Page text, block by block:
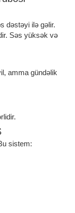
dəstəyi ilə gəlir.
Səs yüksək və
amma gündəlik
sistem: